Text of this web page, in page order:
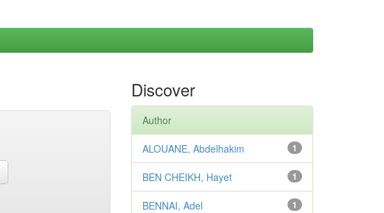
Discover
Author
1
ALOUANE, Abdelhakim
1
BEN CHEIKH, Hayet
1
BENNAI, Adel